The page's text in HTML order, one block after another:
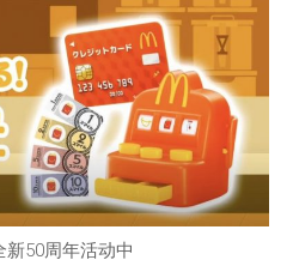
新50周年活动中